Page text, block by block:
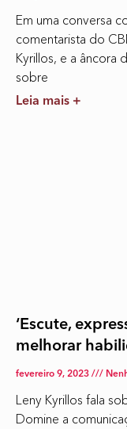
Em uma conversa
comentarista do
Kyrillos, e a âncora
sobre
Leia mais +
‘Escute,
melhorar
fevereiro 9, 2023
Leny Kyrillos fala
Domine a